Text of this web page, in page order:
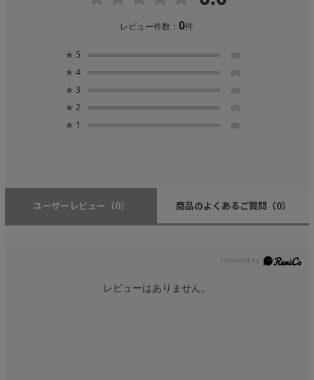
レビュー件数：0件
★ 5 (0)
★ 4 (0)
★ 3 (0)
★ 2 (0)
★ 1 (0)
ユーザーレビュー （0） 商品のよくあるご質問 （0）
レビューはありません。